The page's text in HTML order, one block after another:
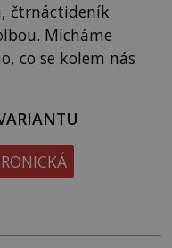
čtrnáctideník
Mícháme
co se kolem nás